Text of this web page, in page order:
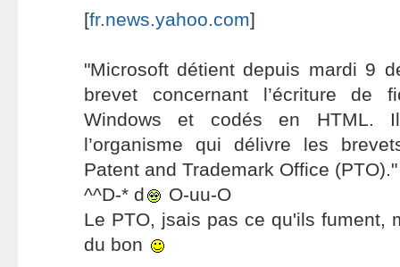
[fr.news.yahoo.com]
"Microsoft détient depuis mardi 9
brevet concernant l’écriture de
Windows et codés en
l’organisme qui délivre les
Patent and Trademark Office (PTO)."
^^D-* d
O-uu-O
Le PTO, jsais pas ce qu'ils fument,
du bon